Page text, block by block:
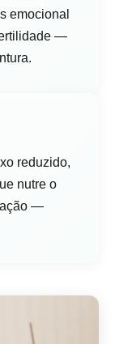
emocional
—
reduzido,
nutre o
—